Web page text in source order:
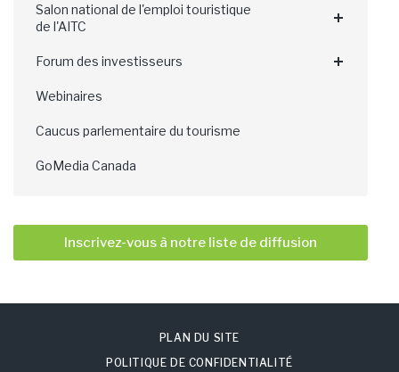
Salon national de l'emploi touristique
de l'AITC
Forum des investisseurs
Webinaires
Caucus parlementaire du tourisme
GoMedia Canada
Inscrivez-vous à notre liste de diffusion
PLAN DU SITE
POLITIQUE DE CONFIDENTIALITÉ